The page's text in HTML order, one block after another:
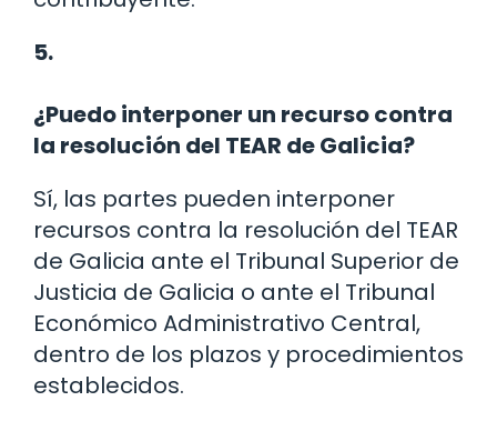
5.
¿Puedo interponer un recurso contra
la resolución del TEAR de Galicia?
Sí, las partes pueden interponer
recursos contra la resolución del TEAR
de Galicia ante el Tribunal Superior de
Justicia de Galicia o ante el Tribunal
Económico Administrativo Central,
dentro de los plazos y procedimientos
establecidos.